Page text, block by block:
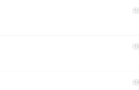
12
13
14